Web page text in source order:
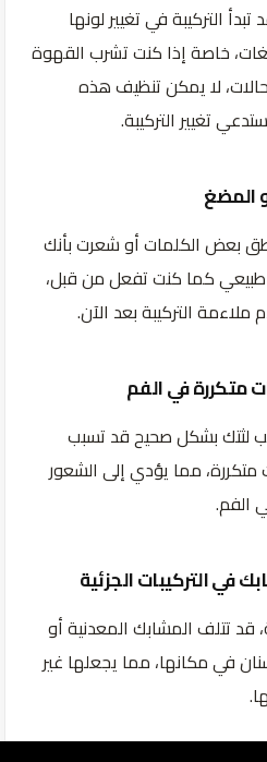
التركيبة في تغيير لونها
خاصة إذا كنت تشرب القهوة
لا يمكن تنظيف هذه
تغيير التركيبة.
بعض الكلمات أو شعرت بأنك
كما كنت تفعل من قبل،
التركيبة بعد الآن.
لثتك بشكل صحيح قد تسبب
متكررة، مما يؤدي إلى الشعور
الفم.
قد تتلف المشابك المعدنية أو
في مكانها، مما يجعلها غير